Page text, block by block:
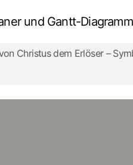
und Gantt-
Royal
Christus dem Erlöser –